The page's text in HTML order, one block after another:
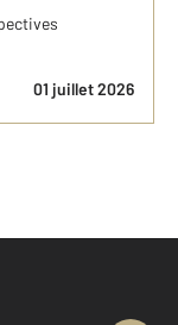
01 juillet 2026